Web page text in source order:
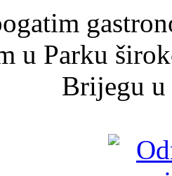
u Parku
Brijegu u